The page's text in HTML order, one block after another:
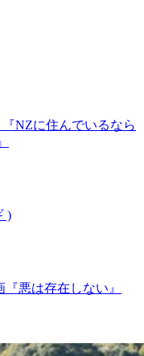
NZに住んでいるなら
)
悪は存在しない』